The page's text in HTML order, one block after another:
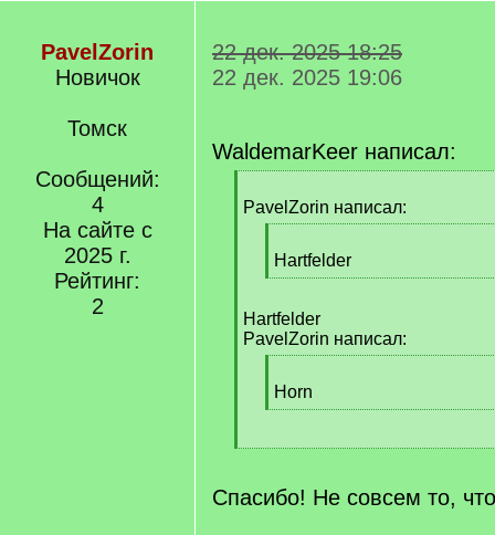
PavelZorin
Новичок
Томск
Сообщений:
4
На сайте с
2025 г.
Рейтинг:
2
22 дек. 2025 18:25
22 дек. 2025 19:06
WaldemarKeer написал:
q
PavelZorin написал:
q
]
Hartfelder
[
q
]
Hartfelder
PavelZorin написал:
q
]
Horn
[
q
[
q
]
Спасибо! Не совсем то,